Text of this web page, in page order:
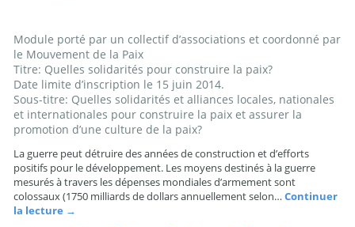
Module porté par un collectif d’associations et coordonné par
le Mouvement de la Paix
Titre: Quelles solidarités pour construire la paix?
Date limite d’inscription le 15 juin 2014.
Sous-titre: Quelles solidarités et alliances locales, nationales
et internationales pour construire la paix et assurer la
promotion d’une culture de la paix?
La guerre peut détruire des années de construction et d’efforts
positifs pour le développement. Les moyens destinés à la guerre
mesurés à travers les dépenses mondiales d’armement sont
colossaux (1750 milliards de dollars annuellement selon…Continuer
la lecture →